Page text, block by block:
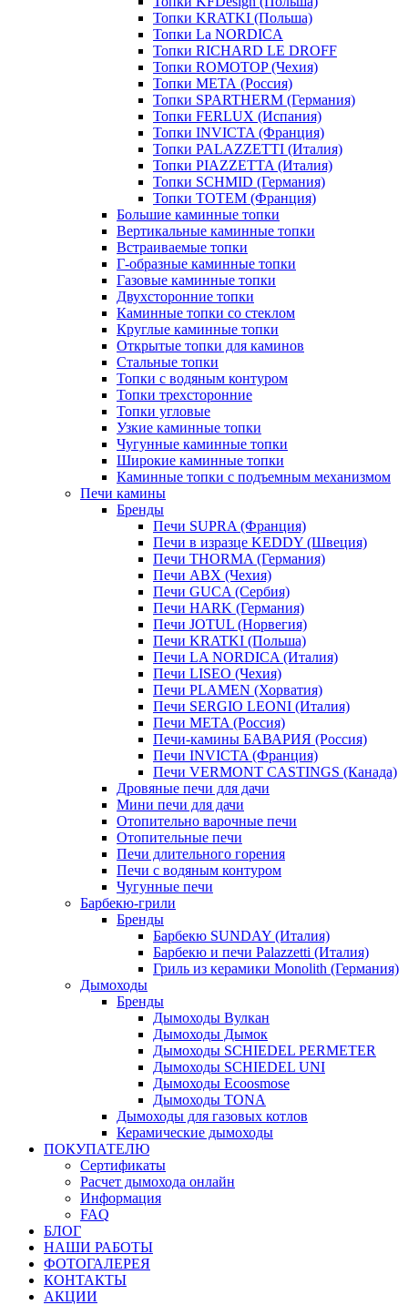
Топки KRATKI (Польша)
Топки La NORDICA
Топки RICHARD LE DROFF
Топки ROMOTOP (Чехия)
Топки МЕТА (Россия)
Топки SPARTHERM (Германия)
Топки FERLUX (Испания)
Топки INVICTA (Франция)
Топки PALAZZETTI (Италия)
Топки PIAZZETTA (Италия)
Топки SCHMID (Германия)
Топки TOTEM (Франция)
Большие каминные топки
Вертикальные каминные топки
Встраиваемые топки
Г-образные каминные топки
Газовые каминные топки
Двухсторонние топки
Каминные топки со стеклом
Круглые каминные топки
Открытые топки для каминов
Стальные топки
Топки с водяным контуром
Топки трехсторонние
Топки угловые
Узкие каминные топки
Чугунные каминные топки
Широкие каминные топки
Каминные топки с подъемным механизмом
Печи камины
Бренды
Печи SUPRA (Франция)
Печи в изразце KEDDY (Швеция)
Печи THORMA (Германия)
Печи ABX (Чехия)
Печи GUCA (Сербия)
Печи HARK (Германия)
Печи JOTUL (Норвегия)
Печи KRATKI (Польша)
Печи LA NORDICA (Италия)
Печи LISEO (Чехия)
Печи PLAMEN (Хорватия)
Печи SERGIO LEONI (Италия)
Печи META (Россия)
Печи-камины БАВАРИЯ (Россия)
Печи INVICTA (Франция)
Печи VERMONT CASTINGS (Канада)
Дровяные печи для дачи
Мини печи для дачи
Отопительно варочные печи
Отопительные печи
Печи длительного горения
Печи с водяным контуром
Чугунные печи
Барбекю-грили
Бренды
Барбекю SUNDAY (Италия)
Барбекю и печи Palazzetti (Италия)
Гриль из керамики Monolith (Германия)
Дымоходы
Бренды
Дымоходы Вулкан
Дымоходы Дымок
Дымоходы SCHIEDEL PERMETER
Дымоходы SCHIEDEL UNI
Дымоходы Ecoosmose
Дымоходы TONA
Дымоходы для газовых котлов
Керамические дымоходы
ПОКУПАТЕЛЮ
Сертификаты
Расчет дымохода онлайн
Информация
FAQ
БЛОГ
НАШИ РАБОТЫ
ФОТОГАЛЕРЕЯ
КОНТАКТЫ
АКЦИИ